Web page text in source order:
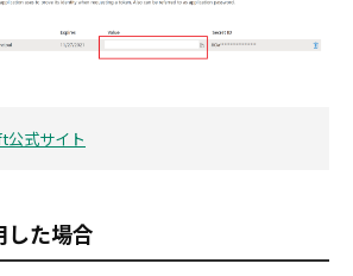
式サイト
た場合